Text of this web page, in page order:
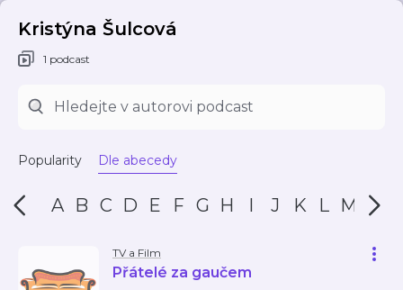
Kristýna Šulcová
1 podcast
Popularity Dle abecedy
A B C D E F G H I J K L M N
TV a Film
Přátelé za gaučem